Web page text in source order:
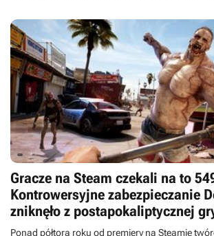
Gracze na Steam czekali na to
Kontrowersyjne zabezpieczanie
zniknęło z postapokaliptycznej
2
Ponad półtora roku od premiery na Steamie